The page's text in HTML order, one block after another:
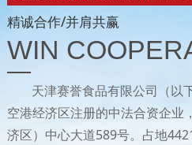
精诚合作/并肩共赢
WIN
天津赛誉食品有限公司（以
空港经济区注册的中法合资企业
济区）中心大道589号。占地